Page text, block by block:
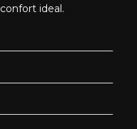
ideal.